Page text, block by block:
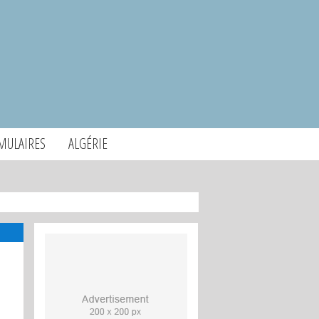
ALGÉRIE